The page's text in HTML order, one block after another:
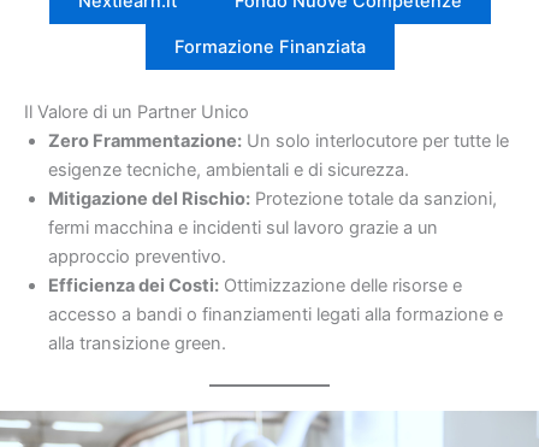
Formazione Finanziata
Il Valore di un Partner Unico
Zero Frammentazione: Un solo interlocutore per tutte le
esigenze tecniche, ambientali e di sicurezza.
Mitigazione del Rischio: Protezione totale da sanzioni,
fermi macchina e incidenti sul lavoro grazie a un
approccio preventivo.
Efficienza dei Costi: Ottimizzazione delle risorse e
accesso a bandi o finanziamenti legati alla formazione e
alla transizione green.